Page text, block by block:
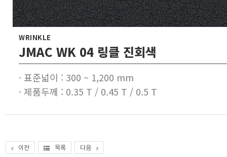
WRINKLE
JMAC WK 04 링클 진회색
· 표준넓이 : 300 ~ 1,200 mm
· 제품두께 : 0.35 T / 0.45 T / 0.5 T
이전 목록 다음